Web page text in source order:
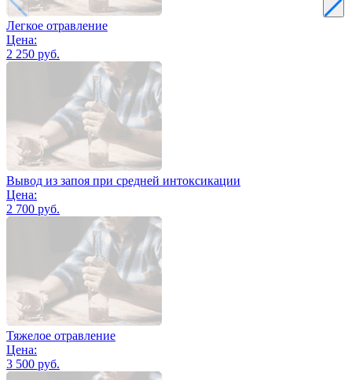
Легкое отравление
Цена:
2 250 руб.
Вывод из запоя при средней интоксикации
Цена:
2 700 руб.
Тяжелое отравление
Цена:
3 500 руб.